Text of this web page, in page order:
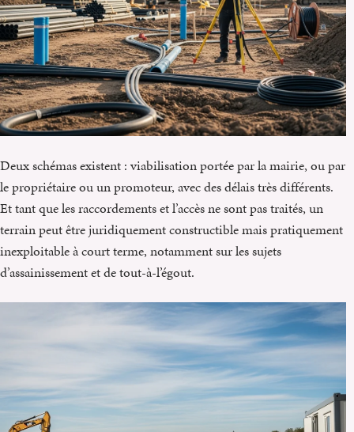
Deux schémas existent : viabilisation portée par la mairie, ou par
le propriétaire ou un promoteur, avec des délais très différents.
Et tant que les raccordements et l’accès ne sont pas traités, un
terrain peut être juridiquement constructible mais pratiquement
inexploitable à court terme, notamment sur les sujets
d’assainissement et de tout-à-l’égout.